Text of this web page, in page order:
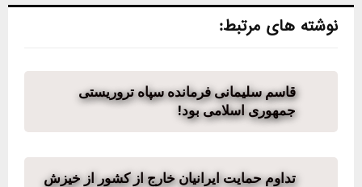
نوشته های مرتبط:
قاسم سلیمانی فرمانده سپاه تروریستی
جمهوری اسلامی بود!
تداوم حمایت ایرانیان خارج از کشور از خیزش